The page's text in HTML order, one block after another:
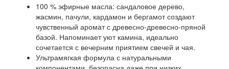
100 % эфирные масла: сандаловое дерево,
жасмин, пачули, кардамон и бергамот создают
чувственный аромат с древесно-древесно-пряной
базой. Напоминает уют камина, идеально
сочетается с вечерним приятием свечей и чая.
Ультрамягкая формула с натуральными